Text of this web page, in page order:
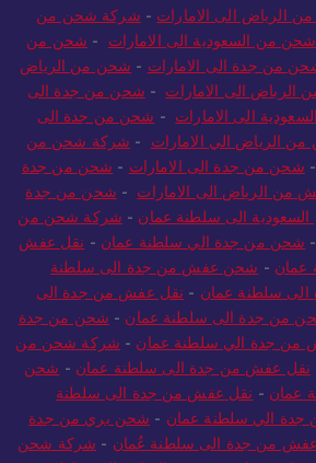
من السعودية للامارات- شحن من جدة
الرياض الى الامارات- شركة شحن من
شحن من السعودية الى الامارات - شحن من
من جدة الى الامارات - شحن من الرياض
الرياض الى الامارات - شحن من جدة الى
الى الامارات - شحن من جدة الى
الرياض الي الامارات - شركة شحن من
شحن من جدة الى الامارات -شحن من جدة
من الرياض الى الامارات -شحن من جدة
الى سلطنة عمان - شركة شحن من
شحن من جدة الي سلطنة عمان -
نقل عفش
عمان
-شحن عفش من جدة الى سلطنة
سلطنة عمان -نقل عفش من جدة الى
من جدة الى سلطنة عمان -
شحن من جدة
من جدة الي سلطنة عمان-شركة شحن من
نقل عفش من جدة الى سلطنة عمان-شحن
عمان-
نقل عفش من جدة الى سلطنة
الي سلطنة عمان- شحن بري من جدة